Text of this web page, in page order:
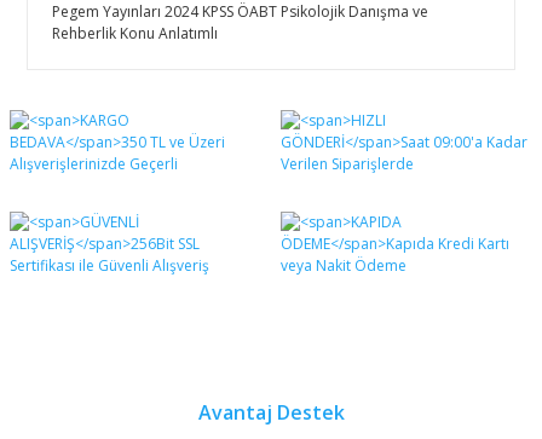
Pegem Yayınları 2024 KPSS ÖABT Psikolojik Danışma ve
Rehberlik Konu Anlatımlı
Bu ürüne ilk yorumu siz yapın!
Yorum Yaz
Bu ürünün fiyat bilgisi, resim, ürün açıklamalarında ve
diğer konularda yetersiz gördüğünüz noktaları öneri
formunu kullanarak tarafımıza iletebilirsiniz.
Görüş ve önerileriniz için teşekkür ederiz.
Ürün resmi kalitesiz, bozuk veya görüntülenemiyor.
Ürün açıklamasında eksik bilgiler bulunuyor.
Avantaj Destek